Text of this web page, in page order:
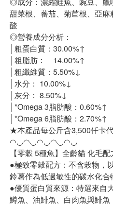
甜菜根、蕃茄、菊苣根、亞
酸
◎營養成分分析：
│粗蛋白質：30.00%↑
│粗脂肪： 14.00%↑
│粗纖維質：5.50%↓
│水分： 10.00%↓
│灰分： 8.50%↓
│*Omega 3脂肪酸：0.60%↑
│*Omega 6脂肪酸：2.70%↑
★本產品每公斤含3,500仟卡
◠◡◠◡◠◡◠◡◠◡
【零穀 5種魚】全齡貓 化毛配
●極致零穀配方：不含榖物，
鈴薯作為低過敏性的碳水化合
●優質蛋白質來源：特選來自
鱒魚、油鯡魚、白肉魚與鯡魚